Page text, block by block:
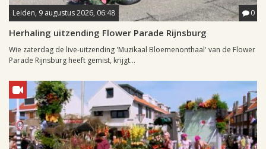
Leiden, 9 augustus 2026, 06:48 0
Herhaling uitzending Flower Parade Rijnsburg
Wie zaterdag de live-uitzending 'Muzikaal Bloemenonthaal' van de Flower
Parade Rijnsburg heeft gemist, krijgt...